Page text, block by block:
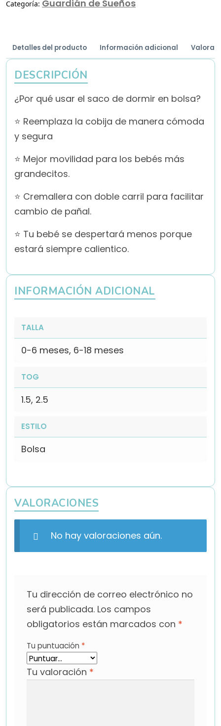
Categoría: Guardián de Sueños
Detalles del producto Información adicional
DESCRIPCIÓN
¿Por qué usar el saco de dormir en bolsa?
⭐ Reemplaza la cobija de manera cómoda
y segura
⭐ Mejor movilidad para los bebés más
grandecitos.
⭐ Cremallera con doble carril para facilitar
cambio de pañal.
⭐ Tu bebé se despertará menos porque
estará siempre calientico.
INFORMACIÓN ADICIONAL
TALLA
0-6 meses, 6-18 meses
TOG
1.5, 2.5
ESTILO
Bolsa
VALORACIONES
No hay valoraciones aún.
Tu dirección de correo electrónico no
será publicada. Los campos
obligatorios están marcados con *
Tu puntuación *
Tu valoración *